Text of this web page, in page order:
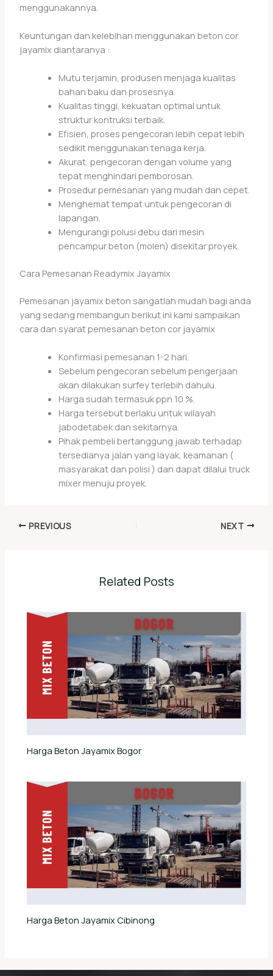
menggunakannya.
Keuntungan dan kelebihan menggunakan beton cor
jayamix diantaranya :
Mutu terjamin, produsen menjaga kualitas
bahan baku dan prosesnya.
Kualitas tinggi, kekuatan optimal untuk
struktur kontruksi terbaik.
Efisien, proses pengecoran lebih cepat lebih
sedikit menggunakan tenaga kerja.
Akurat, pengecoran dengan volume yang
tepat menghindari pemborosan.
Prosedur pemesanan yang mudah dan cepet.
Menghemat tempat untuk pengecoran di
lapangan.
Mengurangi polusi debu dari mesin
pencampur beton (molen) disekitar proyek.
Cara Pemesanan Readymix Jayamix
Pemesanan jayamix beton sangatlah mudah bagi anda
yang sedang membangun berikut ini kami sampaikan
cara dan syarat pemesanan beton cor jayamix
Konfirmasi pemesanan 1-2 hari.
Sebelum pengecoran sebelum pengerjaan
akan dilakukan surfey terlebih dahulu.
Harga sudah termasuk ppn 10 %.
Harga tersebut berlaku untuk wilayah
jabodetabek dan sekitarnya.
Pihak pembeli bertanggung jawab terhadap
tersedianya jalan yang layak, keamanan (
masyarakat dan polisi ) dan dapat dilalui truck
mixer menuju proyek.
PREVIOUS NEXT
Related Posts
Harga Beton Jayamix Bogor
Harga Beton Jayamix Cibinong